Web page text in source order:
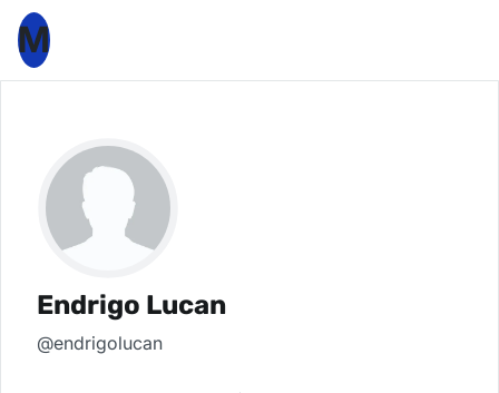
M
Endrigo Lucan
@endrigolucan